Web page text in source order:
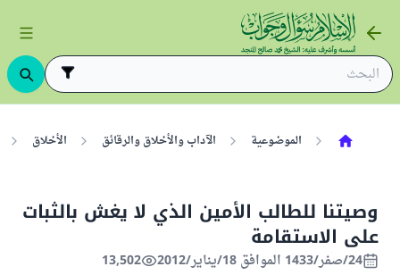
الموضوعية الآداب والأخلاق والرقائق الأخلاق
وصيتنا للطالب الأمين الذي لا يغش بالثبات
على الاستقامة
24/صفر/1433 الموافق 18/يناير/2012 13,502